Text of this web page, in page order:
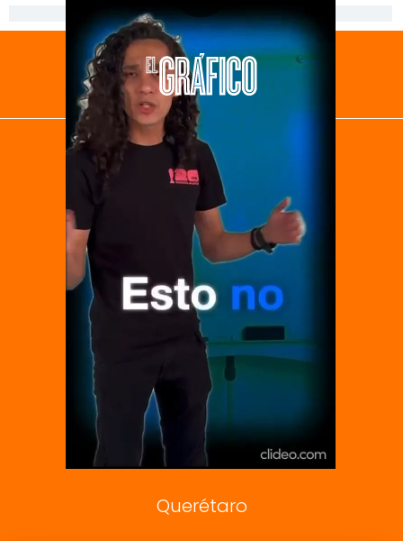
[Publicidad]
El Universal
Vive USA
Clase
De 10 sports
DeDinero
Confabulario
Aviso Oportuno
Consultas
Querétaro